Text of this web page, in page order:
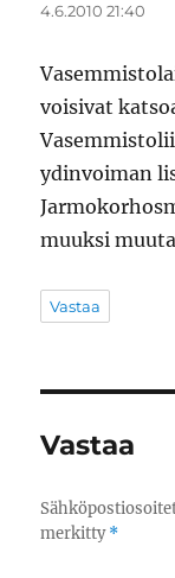
4.6.2010 21:40
voisivat
ydinvoiman
muuksi
Vastaa
Vastaa
merkitty*